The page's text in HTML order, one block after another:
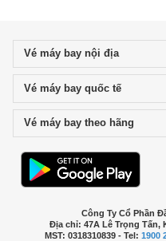
Vé máy bay nội địaclick to
Vé máy bay quốc tếclick to
Vé máy bay theo hãng
Công Ty Cổ Phần
Địa chỉ: 47A Lê Trọng Tấn,
MST: 0318310839 - Tel: 1900